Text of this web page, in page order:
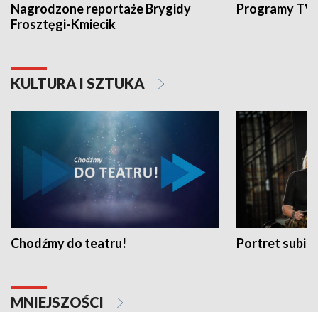
Nagrodzone reportaże Brygidy
Frosztęgi-Kmiecik
Programy
KULTURA I SZTUKA
Chodźmy do teatru! Portret
MNIEJSZOŚCI